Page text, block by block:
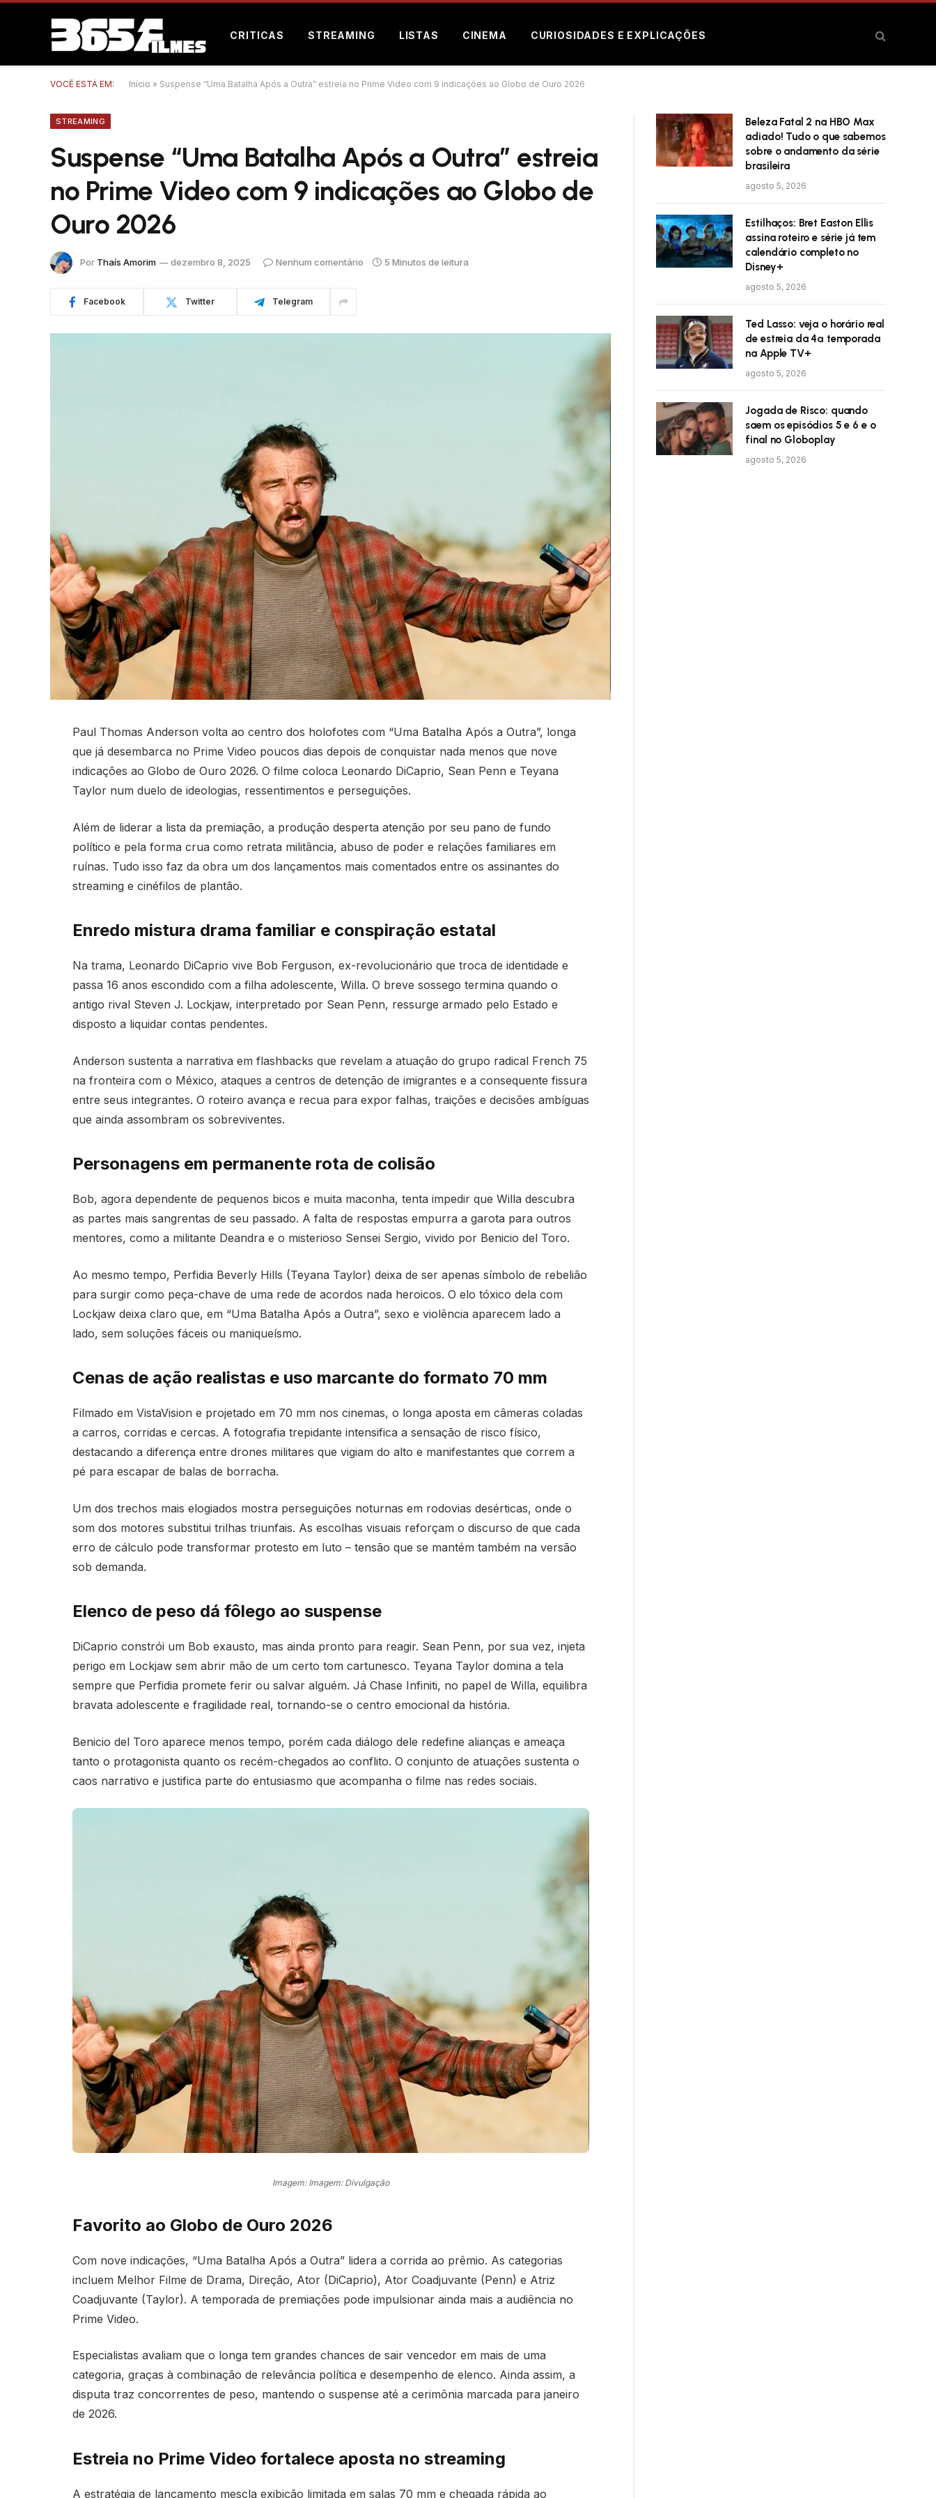
CRITICAS STREAMING LISTAS CINEMA CURIOSIDADES E EXPLICAÇÕES
VOCÊ ESTÁ EM: Início » Suspense “Uma Batalha Após a Outra” estreia no Prime Video com 9 indicações ao Globo de Ouro 2026
STREAMING
Suspense “Uma Batalha Após a Outra” estreia
no Prime Video com 9 indicações ao Globo de
Ouro 2026
Por Thaís Amorim dezembro 8, 2025 Nenhum comentário 5 Minutos de leitura
Facebook Twitter Telegram
Paul Thomas Anderson volta ao centro dos holofotes com “Uma Batalha Após a Outra”, longa
que já desembarca no Prime Video poucos dias depois de conquistar nada menos que nove
indicações ao Globo de Ouro 2026. O filme coloca Leonardo DiCaprio, Sean Penn e Teyana
Taylor num duelo de ideologias, ressentimentos e perseguições.
Além de liderar a lista da premiação, a produção desperta atenção por seu pano de fundo
político e pela forma crua como retrata militância, abuso de poder e relações familiares em
ruínas. Tudo isso faz da obra um dos lançamentos mais comentados entre os assinantes do
streaming e cinéfilos de plantão.
Enredo mistura drama familiar e conspiração estatal
Na trama, Leonardo DiCaprio vive Bob Ferguson, ex-revolucionário que troca de identidade e
passa 16 anos escondido com a filha adolescente, Willa. O breve sossego termina quando o
antigo rival Steven J. Lockjaw, interpretado por Sean Penn, ressurge armado pelo Estado e
disposto a liquidar contas pendentes.
Anderson sustenta a narrativa em flashbacks que revelam a atuação do grupo radical French 75
na fronteira com o México, ataques a centros de detenção de imigrantes e a consequente fissura
entre seus integrantes. O roteiro avança e recua para expor falhas, traições e decisões ambíguas
que ainda assombram os sobreviventes.
Personagens em permanente rota de colisão
Bob, agora dependente de pequenos bicos e muita maconha, tenta impedir que Willa descubra
as partes mais sangrentas de seu passado. A falta de respostas empurra a garota para outros
mentores, como a militante Deandra e o misterioso Sensei Sergio, vivido por Benicio del Toro.
Ao mesmo tempo, Perfidia Beverly Hills (Teyana Taylor) deixa de ser apenas símbolo de rebelião
para surgir como peça-chave de uma rede de acordos nada heroicos. O elo tóxico dela com
Lockjaw deixa claro que, em “Uma Batalha Após a Outra”, sexo e violência aparecem lado a
lado, sem soluções fáceis ou maniqueísmo.
Cenas de ação realistas e uso marcante do formato 70 mm
Filmado em VistaVision e projetado em 70 mm nos cinemas, o longa aposta em câmeras coladas
a carros, corridas e cercas. A fotografia trepidante intensifica a sensação de risco físico,
destacando a diferença entre drones militares que vigiam do alto e manifestantes que correm a
pé para escapar de balas de borracha.
Um dos trechos mais elogiados mostra perseguições noturnas em rodovias desérticas, onde o
som dos motores substitui trilhas triunfais. As escolhas visuais reforçam o discurso de que cada
erro de cálculo pode transformar protesto em luto – tensão que se mantém também na versão
sob demanda.
Elenco de peso dá fôlego ao suspense
DiCaprio constrói um Bob exausto, mas ainda pronto para reagir. Sean Penn, por sua vez, injeta
perigo em Lockjaw sem abrir mão de um certo tom cartunesco. Teyana Taylor domina a tela
sempre que Perfidia promete ferir ou salvar alguém. Já Chase Infiniti, no papel de Willa, equilibra
bravata adolescente e fragilidade real, tornando-se o centro emocional da história.
Benicio del Toro aparece menos tempo, porém cada diálogo dele redefine alianças e ameaça
tanto o protagonista quanto os recém-chegados ao conflito. O conjunto de atuações sustenta o
caos narrativo e justifica parte do entusiasmo que acompanha o filme nas redes sociais.
Imagem: Imagem: Divulgação
Favorito ao Globo de Ouro 2026
Com nove indicações, “Uma Batalha Após a Outra” lidera a corrida ao prêmio. As categorias
incluem Melhor Filme de Drama, Direção, Ator (DiCaprio), Ator Coadjuvante (Penn) e Atriz
Coadjuvante (Taylor). A temporada de premiações pode impulsionar ainda mais a audiência no
Prime Video.
Especialistas avaliam que o longa tem grandes chances de sair vencedor em mais de uma
categoria, graças à combinação de relevância política e desempenho de elenco. Ainda assim, a
disputa traz concorrentes de peso, mantendo o suspense até a cerimônia marcada para janeiro
de 2026.
Estreia no Prime Video fortalece aposta no streaming
A estratégia de lançamento mescla exibição limitada em salas 70 mm e chegada rápida ao
Beleza Fatal 2 na HBO Max
adiado! Tudo o que sabemos
sobre o andamento da série
brasileira
agosto 5, 2026
Estilhaços: Bret Easton Ellis
assina roteiro e série já tem
calendário completo no
Disney+
agosto 5, 2026
Ted Lasso: veja o horário real
de estreia da 4ª temporada
na Apple TV+
agosto 5, 2026
Jogada de Risco: quando
saem os episódios 5 e 6 e o
final no Globoplay
agosto 5, 2026